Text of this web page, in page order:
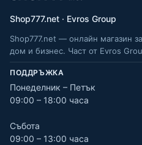
Shop777.net · Evros Group
Shop777.net — онлайн магазин
дом и бизнес. Част от Evros
ПОДДРЪЖКА
Понеделник – Петък
09:00 – 18:00 часа
Събота
09:00 – 13:00 часа